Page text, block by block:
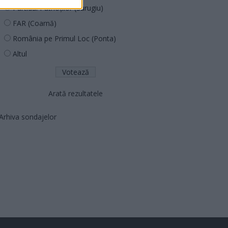
Partidul Patrioților (Surugiu)
FAR (Coarnă)
România pe Primul Loc (Ponta)
Altul
Arată rezultatele
sondajelor